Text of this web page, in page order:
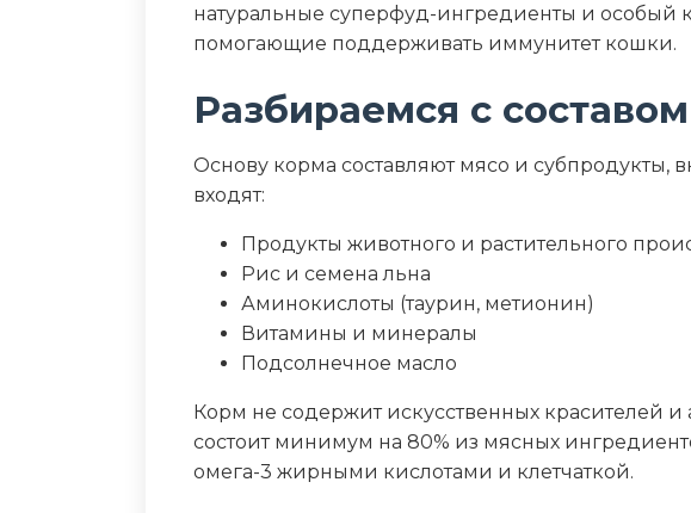
Пищевая ценность
Белок (%)
Клетчатка (%)
Зола (%)
Влага (%)
натуральные суперфуд-ингредиенты и особый
помогающие поддерживать иммунитет кошки.
Разбираемся с составом
Основу корма составляют мясо и субпродукты,
входят:
Продукты животного и растительного
Рис и семена льна
Аминокислоты (таурин, метионин)
Витамины и минералы
Подсолнечное масло
Корм не содержит искусственных красителей
состоит минимум на 80% из мясных
омега-3 жирными кислотами и клетчаткой.